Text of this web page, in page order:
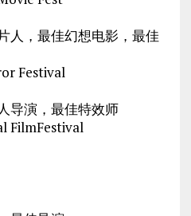
人，最佳幻想电影，最佳
Festival
导演，最佳特效师
FilmFestival